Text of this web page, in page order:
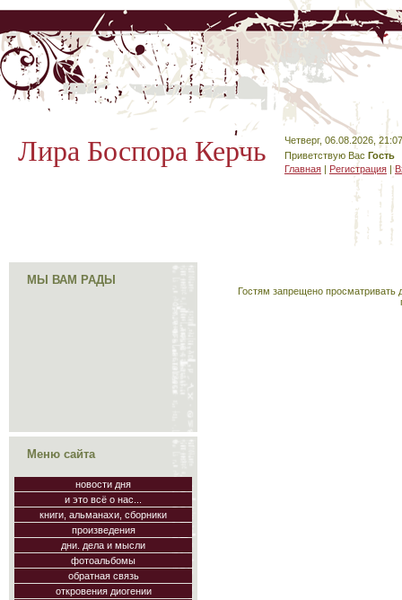
Лира Боспора Керчь
Четверг, 06.08.2026, 21:07
Приветствую Вас Гость
Главная | Регистрация |
МЫ ВАМ РАДЫ
Меню сайта
новости дня
и это всё о нас...
книги, альманахи, сборники
произведения
дни. дела и мысли
фотоальбомы
обратная связь
откровения диогении
Гостям запрещено просматривать